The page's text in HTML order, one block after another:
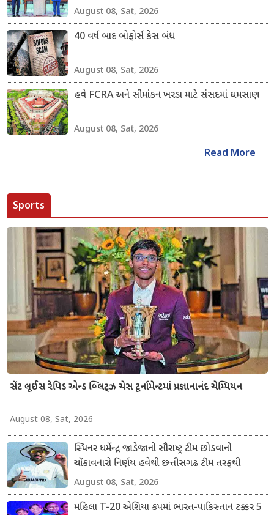
August 08, Sat, 2026
40 વર્ષ બાદ બોફોર્સ કેસ બંધ
August 08, Sat, 2026
હવે FCRA અને સીમાંકન ખરડા માટે સંસદમાં ઘમસાણ
August 08, Sat, 2026
Read More
Sports
સેંટ લૂઈસ રેપિડ એન્ડ બ્લિટ્ઝ ચેસ ટૂર્નામેન્ટમાં પ્રજ્ઞાનાનંદ ચેમ્પિયન
August 08, Sat, 2026
સ્પિનર ધર્મેન્દ્ર જાડેજાનો સૌરાષ્ટ્ર ટીમ છોડવાનો
ચોંકાવનારો નિર્ણય હવેથી છત્તીસગઢ ટીમ તરફથી
ડોમેસ્ટિક ક્રિકેટ રમશે
August 08, Sat, 2026
મહિલા T-20 એશિયા કપમાં ભારત-પાકિસ્તાન ટક્કર 5